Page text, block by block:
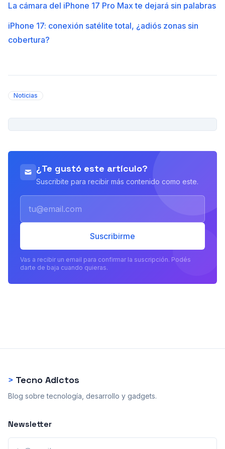
La cámara del iPhone 17 Pro Max te dejará sin palabras
iPhone 17: conexión satélite total, ¿adiós zonas sin
cobertura?
Noticias
¿Te gustó este artículo?
Suscribite para recibir más contenido como este.
Suscribirme
Vas a recibir un email para confirmar la suscripción. Podés
darte de baja cuando quieras.
> Tecno Adictos
Blog sobre tecnología, desarrollo y gadgets.
Newsletter